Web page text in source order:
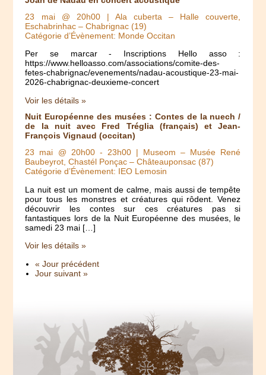
23 mai @ 20h00| Ala cuberta – Halle couverte,
Eschabrinhac – Chabrignac (19)
Catégorie d’Évènement: Monde Occitan
Per se marcar - Inscriptions Hello asso :
https://www.helloasso.com/associations/comite-des-
fetes-chabrignac/evenements/nadau-acoustique-23-mai-
2026-chabrignac-deuxieme-concert
Voir les détails »
Nuit Européenne des musées : Contes de la nuech /
de la nuit avec Fred Tréglia (français) et Jean-
François Vignaud (occitan)
23 mai @ 20h00- 23h00| Museom – Musée René
Baubeyrot, Chastél Ponçac – Châteauponsac (87)
Catégorie d’Évènement: IEO Lemosin
La nuit est un moment de calme, mais aussi de tempête
pour tous les monstres et créatures qui rôdent. Venez
découvrir les contes sur ces créatures pas si
fantastiques lors de la Nuit Européenne des musées, le
samedi 23 mai […]
Voir les détails »
« Jour précédent
Jour suivant »